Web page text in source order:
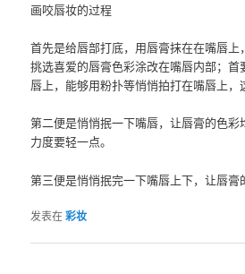
画咬唇妆的过程
首先是给唇部打底，用唇膏抹在在嘴唇
挑选喜爱的唇膏色彩涂改在嘴唇内部；
唇上，能够用粉扑等悄悄拍打在嘴唇上，
第二便是悄悄抿一下嘴唇，让唇膏的色彩
力度要轻一点。
第三便是悄悄抿完一下嘴唇上下，让唇
发表在彩妆